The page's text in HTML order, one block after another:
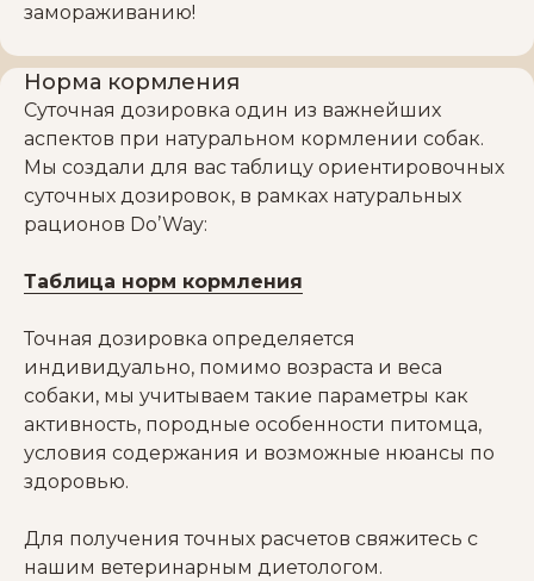
замораживанию!
Норма кормления
Суточная дозировка один из важнейших
аспектов при натуральном кормлении собак.
Мы создали для вас таблицу ориентировочных
суточных дозировок, в рамках натуральных
рационов Do’Way:
Таблица норм кормления
Точная дозировка определяется
индивидуально, помимо возраста и веса
собаки, мы учитываем такие параметры как
активность, породные особенности питомца,
условия содержания и возможные нюансы по
здоровью.
Для получения точных расчетов свяжитесь с
нашим ветеринарным диетологом.